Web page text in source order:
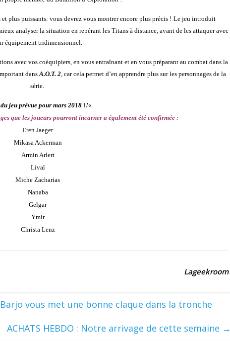
plus puissants: vous devrez vous montrer encore plus précis ! Le jeu introduit
analyser la situation en repérant les Titans à distance, avant de les attaquer avec
équipement tridimensionnel.
avec vos coéquipiers, en vous entraînant et en vous préparant au combat dans la
dans A.O.T. 2, car cela permet d’en apprendre plus sur les personnages de la
série.
jeu prévue pour mars 2018 !!«
que les joueurs pourront incarner a également été confirmée :
Eren Jaeger
Mikasa Ackerman
Armin Arlert
Livaï
Miche Zacharias
Nanaba
Gelgar
Ymir
Christa Lenz
Lageekroom
Barjo vous met une bonne claque dans la tronche
ACHATS HEBDO : Notre arrivage de cette semaine →